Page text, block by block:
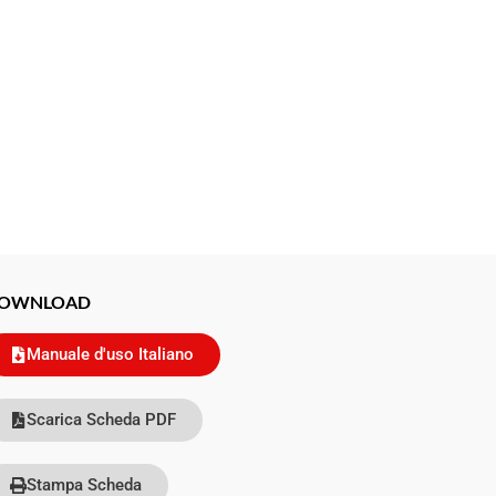
Manuale d'uso Italiano
Scarica Scheda PDF
Stampa Scheda